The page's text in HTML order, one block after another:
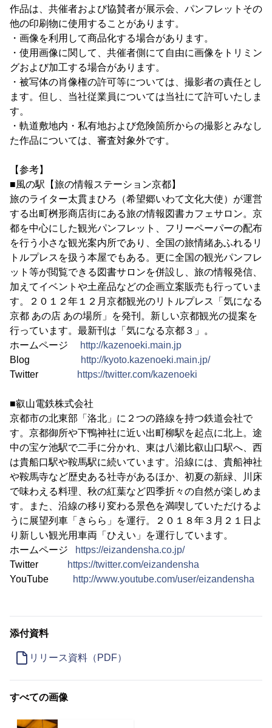
作品は、共催者および協賛者が展示会、パンフレットその
他の印刷物に使用することがあります。
・画像を利用して商品化する場合があります。
・使用画像に関して、共催者側にて自由に画像をトリミン
グおよび加工する場合があります。
・被写体の肖像権の許可等については、撮影者の責任とし
ます。但し、当社従業員については当社にて許可いたしま
す。
・軌道敷地内・私有地および危険箇所からの撮影とみなし
た作品については、審査対象外です。
【参考】
■風の駅【旅の情報ステーション京都】
旅のライター太貫まひろ（希望郷いわて文化大使）が運営
する出町桝形商店街にある旅の情報図書カフェサロン。京
都を中心にした観光パンフレット、フリーペーパーの配布
を行う小さな観光案内所であり、全国の旅情緒あふれるリ
トルプレスを扱う本屋でもある。更に全国の観光パンフレ
ット等が閲覧できる図書サロンを併設し、旅の情報発信、
加えてイベントや土産品などの企画立案販売も行っていま
す。２０１２年１２月京都観光のリトルプレス「気になる
京都 あの店 あの場所」を発刊。新しい京都観光の提案を
行っています。最新刊は「気になる京都３」。
ホームページ
http://kazenoeki.main.jp
Blog
http://kyoto.kazenoeki.main.jp/
Twitter
https://twitter.com/kazenoeki
■叡山電鉄株式会社
京都市の北東部「洛北」に２つの路線を持つ鉄道会社で
す。京都御所や下鴨神社に近い出町柳駅を起点に北上。途
中の宝ケ池駅で二手に分かれ、東は八瀬比叡山口駅へ、西
は貴船口駅や鞍馬駅に続いています。沿線には、貴船神社
や鞍馬寺など歴史ある社寺があるほか、初夏の新緑、川床
で味わえる料理、秋の紅葉など四季折々の自然が楽しめま
す。また、沿線の移り変わる景色を満喫していただけるよ
うに展望列車「きらら」を運行。２０１８年３月２１日よ
り新しい観光用車両「ひえい」を運行しています。
ホームページ
https://eizandensha.co.jp/
Twitter
https://twitter.com/eizandensha
YouTube
http://www.youtube.com/user/eizandensha
添付資料
リリース資料（PDF）
すべての画像